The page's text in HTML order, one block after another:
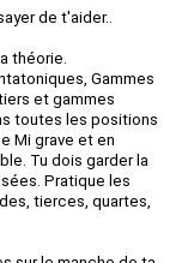
de t'aider..
théorie.
Gammes
et gammes
toutes les positions
Mi grave et en
Tu dois garder la
Pratique les
tierces, quartes,